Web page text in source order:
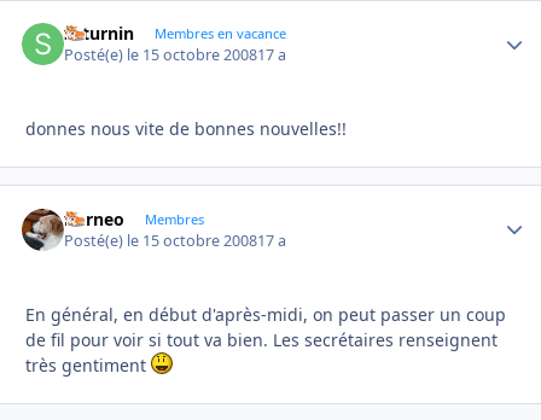
saturnin Membres en vacance
Posté(e) le 15 octobre 200817 a
donnes nous vite de bonnes nouvelles!!
borneo Membres
Posté(e) le 15 octobre 200817 a
En général, en début d'après-midi, on peut passer un coup
de fil pour voir si tout va bien. Les secrétaires renseignent
très gentiment